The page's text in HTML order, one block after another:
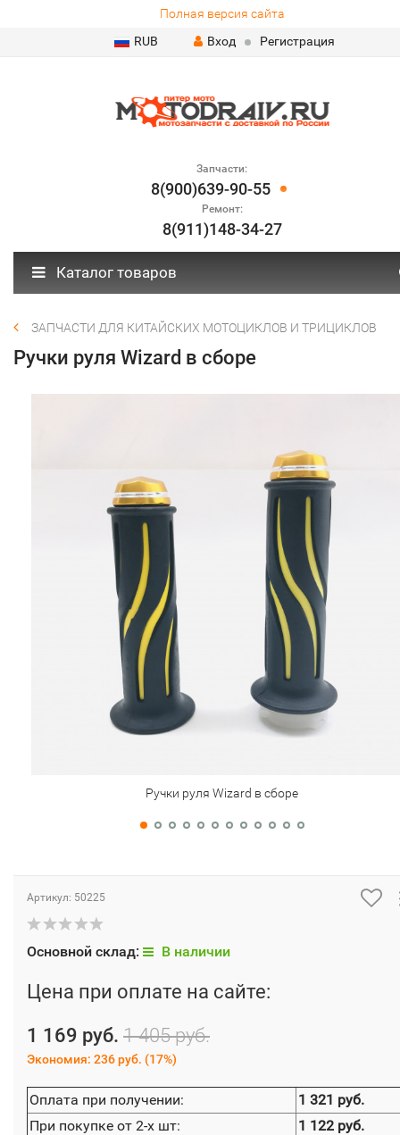
Полная версия сайта
RUB
Вход Регистрация
Запчасти:
8(900)639-90-55
Ремонт:
8(911)148-34-27
Каталог товаров
ЗАПЧАСТИ ДЛЯ КИТАЙСКИХ МОТОЦИКЛОВ И ТРИЦИКЛОВ
Ручки руля Wizard в сборе
Ручки руля Wizard в сборе
Артикул: 50225
Основной склад: В наличии
Цена при оплате на сайте:
1 169 руб. 1 405 руб.
Экономия: 236 руб. (17%)
Оплата при получении:
1 321 руб.
При покупке от 2-х шт:
1 122 руб.